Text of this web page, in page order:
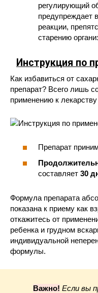
регулирующий
предупреждает
реакции,
старению
Инструкция по
Как избавиться от
препарат? Всего лишь
применению к
Препарат
составляет 30
Формула препарата
показана к приему как
откажитесь от
ребенка и грудном
индивидуальной
формулы.
Важно! Если вы